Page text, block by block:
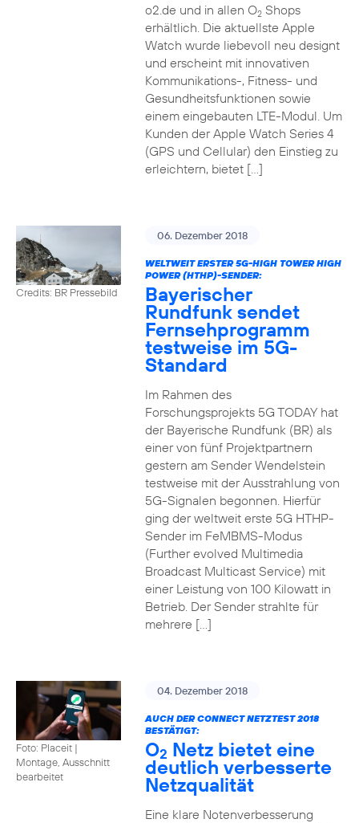
o2.de und in allen O2Shops
erhältlich. Die aktuellste Apple
Watch wurde liebevoll neu designt
und erscheint mit innovativen
Kommunikations-, Fitness- und
Gesundheitsfunktionen sowie
einem eingebauten LTE-Modul. Um
Kunden der Apple Watch Series 4
(GPS und Cellular) den Einstieg zu
erleichtern, bietet […]
Credits: BR Pressebild
06. Dezember 2018
WELTWEIT ERSTER 5G-HIGH TOWER HIGH
POWER (HTHP)-SENDER:
Bayerischer
Rundfunk sendet
Fernsehprogramm
testweise im 5G-
Standard
Im Rahmen des
Forschungsprojekts 5G TODAY hat
der Bayerische Rundfunk (BR) als
einer von fünf Projektpartnern
gestern am Sender Wendelstein
testweise mit der Ausstrahlung von
5G-Signalen begonnen. Hierfür
ging der weltweit erste 5G HTHP-
Sender im FeMBMS-Modus
(Further evolved Multimedia
Broadcast Multicast Service) mit
einer Leistung von 100 Kilowatt in
Betrieb. Der Sender strahlte für
mehrere […]
Foto: Placeit |
Montage, Ausschnitt
bearbeitet
04. Dezember 2018
AUCH DER CONNECT NETZTEST 2018
BESTÄTIGT:
O2 Netz bietet eine
deutlich verbesserte
Netzqualität
Eine klare Notenverbesserung